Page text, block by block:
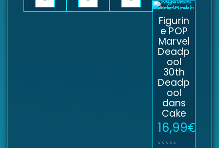
Figurin
e POP
Marvel
Deadp
ool
30th
Deadp
ool
dans
Cake
16,99€